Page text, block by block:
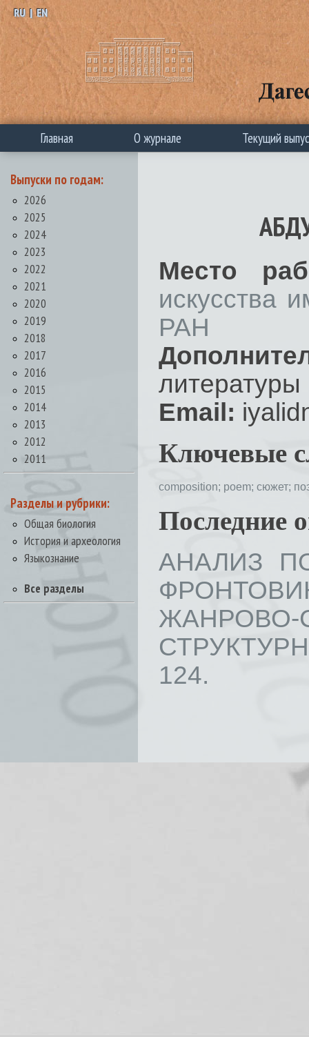
RU | EN
Главная О журнале Текущий
Выпуски по годам:
2026
2025
2024
2023
2022
2021
2020
2019
2018
2017
2016
2015
2014
2013
2012
2011
Разделы и рубрики:
Общая биология
История и археология
Языкознание
Все разделы
Место
РАН
литературы
Email:
Ключевые
composition; poem; сюжет;
Последние
АНАЛИЗ
124.